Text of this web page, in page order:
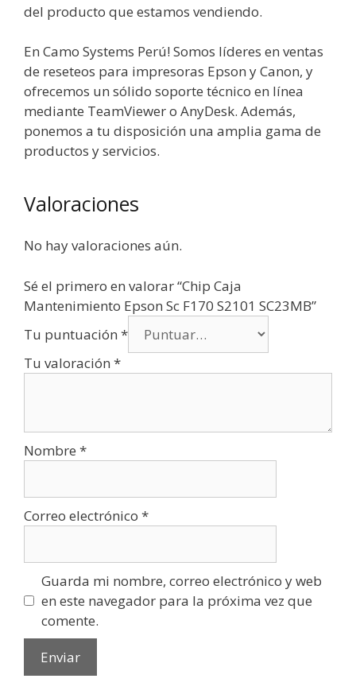
del producto que estamos vendiendo.
En Camo Systems Perú! Somos líderes en ventas
de reseteos para impresoras Epson y Canon, y
ofrecemos un sólido soporte técnico en línea
mediante TeamViewer o AnyDesk. Además,
ponemos a tu disposición una amplia gama de
productos y servicios.
Valoraciones
No hay valoraciones aún.
Sé el primero en valorar “Chip Caja
Mantenimiento Epson Sc F170 S2101 SC23MB”
Tu puntuación *
Tu valoración *
Nombre *
Correo electrónico *
Guarda mi nombre, correo electrónico y web
en este navegador para la próxima vez que
comente.